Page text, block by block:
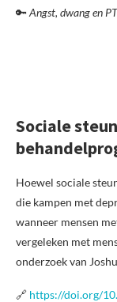
🔑Angst, dwang en
Sociale
Hoewel sociale
die kampen met
wanneer mensen
vergeleken met
onderzoek van
🔗 https://doi.org/